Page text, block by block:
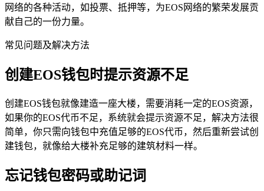
网络的各种活动，如投票、抵押等，为EOS网络的繁荣发展贡
献自己的一份力量。
常见问题及解决方法
创建EOS钱包时提示资源不足
创建EOS钱包就像建造一座大楼，需要消耗一定的EOS资源，
如果你的EOS代币不足，系统就会提示资源不足，解决方法很
简单，你只需向钱包中充值足够的EOS代币，然后重新尝试创
建钱包，就像给大楼补充足够的建筑材料一样。
忘记钱包密码或助记词